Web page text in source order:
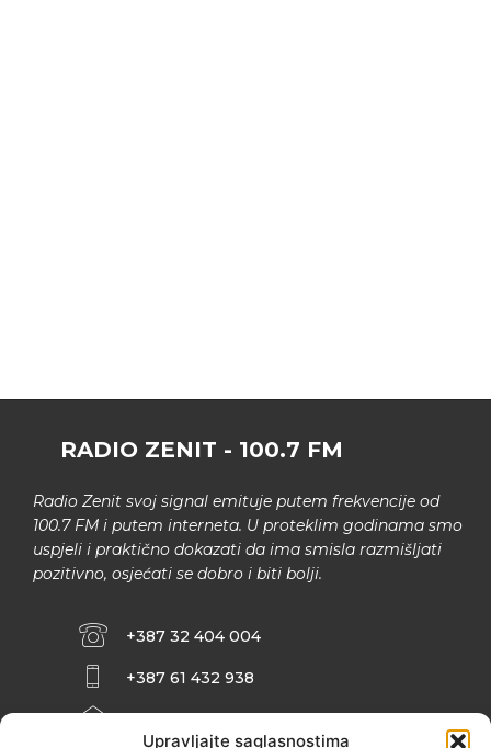
Upravljajte saglasnostima
RADIO ZENIT - 100.7 FM
Radio Zenit svoj signal emituje putem frekvencije od
100.7 FM i putem interneta. U proteklim godinama smo
uspjeli i praktično dokazati da ima smisla razmišljati
pozitivno, osjećati se dobro i biti bolji.
+387 32 404 004
+387 61 432 938
INFO@ZENIT.BA